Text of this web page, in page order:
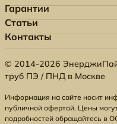
Гарантии
Статьи
Контакты
© 2014-2026
труб ПЭ / ПНД в Москве
Информация на сайте носит
публичной офертой. Цены
подробностей обращайтесь в